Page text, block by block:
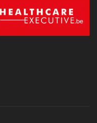
Belgique à accélérer le